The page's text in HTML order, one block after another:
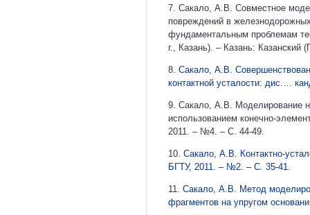
7. Сакало, А.В. Совместное
повреждений в
фундаментальным проблемам
г., Казань). – Казань:
8. Сакало, А.В.
контактной усталости: дис.…
9. Сакало, А.В. Моделирование
использованием конечно-
2011. – №4. – С. 44-49.
10. Сакало, А.В. Контактно-
БГТУ, 2011. – №2. – С. 35-41.
11. Сакало, А.В. Метод
фрагментов на упругом